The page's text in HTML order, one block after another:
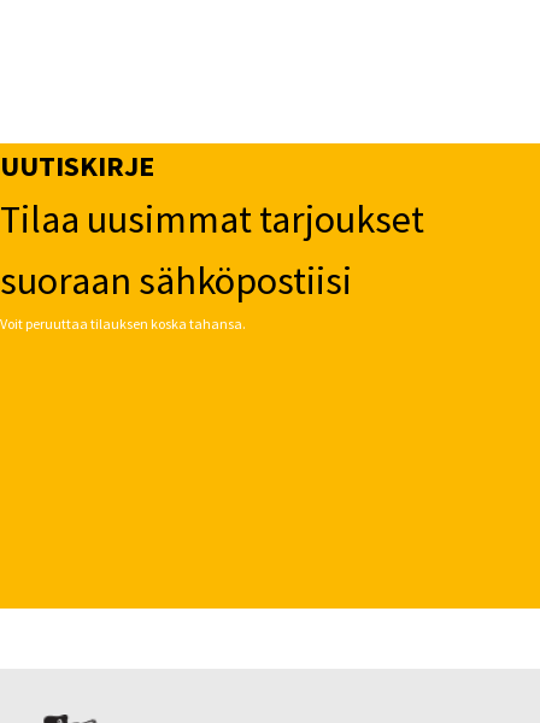
UUTISKIRJE
Tilaa uusimmat tarjoukset
suoraan sähköpostiisi
Voit peruuttaa tilauksen koska tahansa.